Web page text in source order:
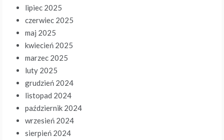
lipiec 2025
czerwiec 2025
maj 2025
kwiecień 2025
marzec 2025
luty 2025
grudzień 2024
listopad 2024
październik 2024
wrzesień 2024
sierpień 2024